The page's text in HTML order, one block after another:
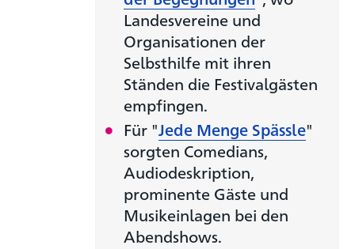
Landesvereine und
Organisationen der
Selbsthilfe mit ihren
Ständen die Festivalgästen
empfingen.
Für "Jede Menge Spässle"
sorgten Comedians,
Audiodeskription,
prominente Gäste und
Musikeinlagen bei den
Abendshows.